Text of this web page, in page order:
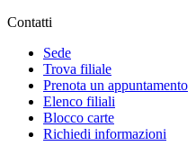
Contatti
Sede
Trova filiale
Prenota un appuntamento
Elenco filiali
Blocco carte
Richiedi informazioni